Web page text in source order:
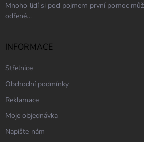
Mnoho lidí si pod pojmem první pomoc
odřené...
INFORMACE
Střelnice
Obchodní podmínky
Reklamace
Moje objednávka
Napište nám